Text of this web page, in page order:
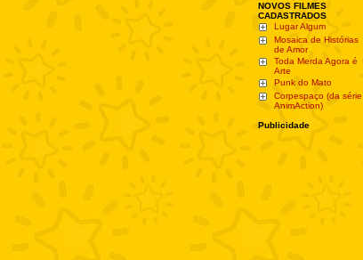
NOVOS FILMES
CADASTRADOS
Lugar Algum
Mosaica de Histórias
de Amor
Toda Merda Agora é
Arte
Punk do Mato
Corpespaço (da série
AnimAction)
Publicidade